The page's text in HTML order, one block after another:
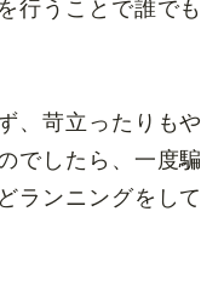
行うことで誰でも
、苛立ったりもや
でしたら、一度騙
ランニングをして